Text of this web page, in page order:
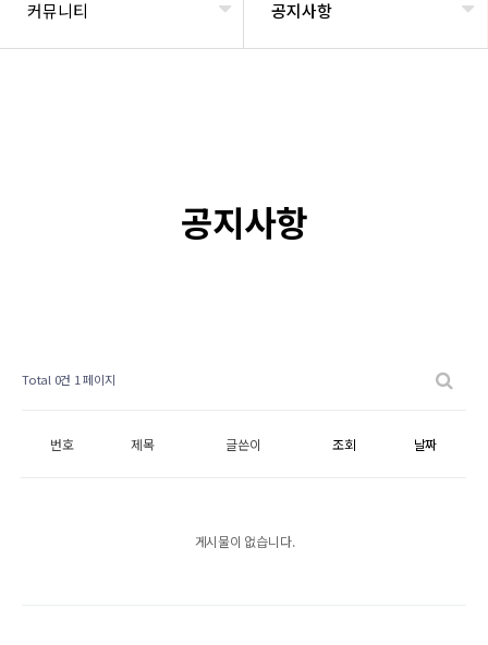
커뮤니티 공지사항
공지사항
Total 0건 1 페이지
번호 제목 글쓴이 조회 날짜
게시물이 없습니다.